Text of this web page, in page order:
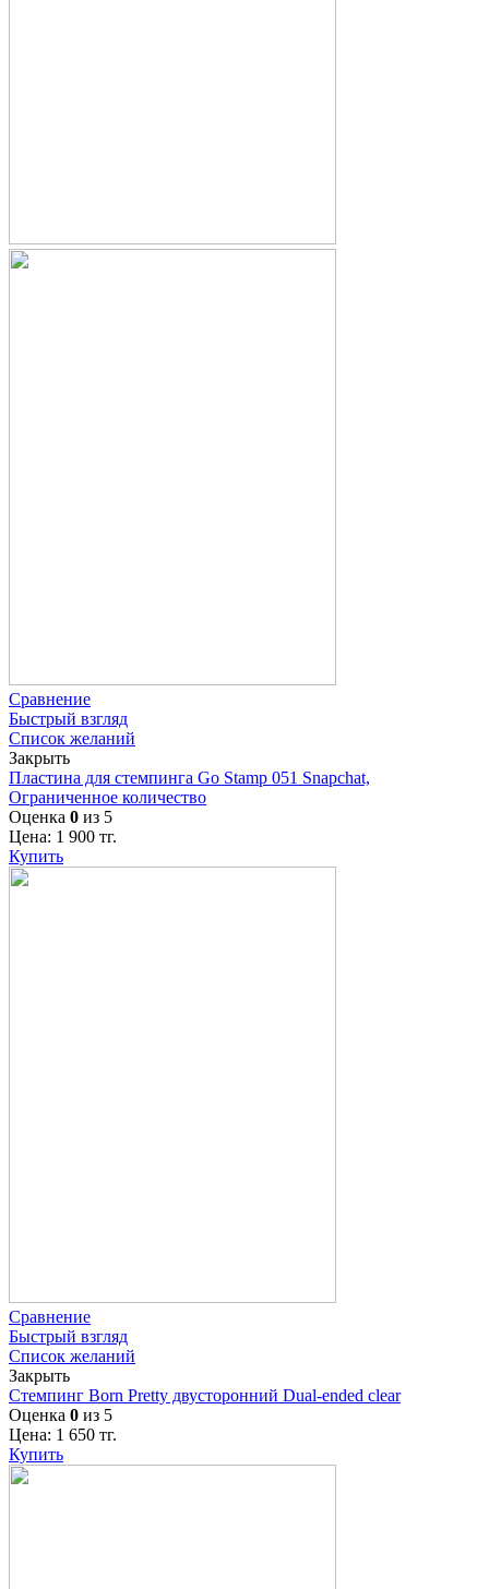
Сравнение
Быстрый взгляд
Список желаний
Закрыть
Пластина для стемпинга Go Stamp 051 Snapchat,
Ограниченное количество
Оценка 0 из 5
Цена: 1 900 тг.
Купить
Сравнение
Быстрый взгляд
Список желаний
Закрыть
Стемпинг Born Pretty двусторонний Dual-ended clear
Оценка 0 из 5
Цена: 1 650 тг.
Купить